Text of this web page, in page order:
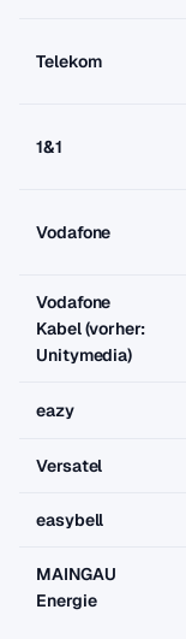
Telekom
1&1
Vodafone
Vodafone
Kabel (vorher:
Unitymedia)
eazy
Versatel
easybell
MAINGAU
Energie